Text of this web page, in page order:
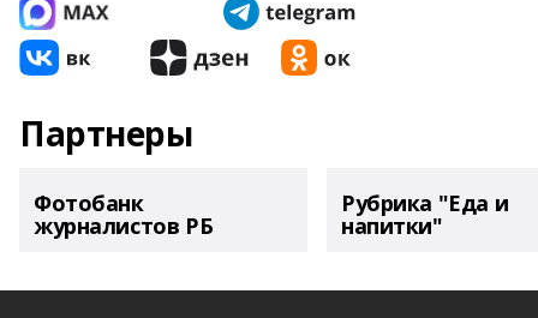
Партнеры
Фотобанк
журналистов РБ
Рубрика "Еда и
напитки"